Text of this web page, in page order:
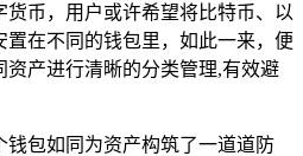
币，用户或许希望将比特币、以
在不同的钱包里，如此一来，便
资产进行清晰的分类管理,有效避
钱包如同为资产构筑了一道道防